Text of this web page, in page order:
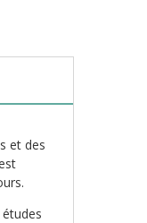
et des